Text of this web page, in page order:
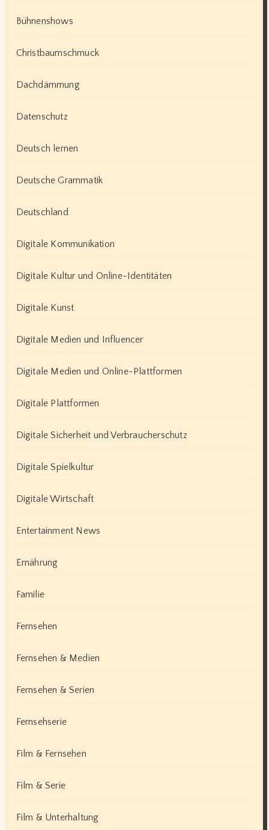
Bühnenshows
Christbaumschmuck
Dachdämmung
Datenschutz
Deutsch lernen
Deutsche Grammatik
Deutschland
Digitale Kommunikation
Digitale Kultur und Online-Identitäten
Digitale Kunst
Digitale Medien und Influencer
Digitale Medien und Online-Plattformen
Digitale Plattformen
Digitale Sicherheit und Verbraucherschutz
Digitale Spielkultur
Digitale Wirtschaft
Entertainment News
Ernährung
Familie
Fernsehen
Fernsehen & Medien
Fernsehen & Serien
Fernsehserie
Film & Fernsehen
Film & Serie
Film & Unterhaltung